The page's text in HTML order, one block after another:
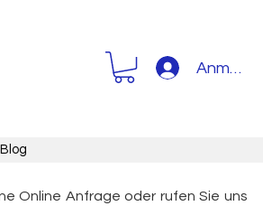
Anmelden
Blog
Online Anfrage oder rufen Sie uns